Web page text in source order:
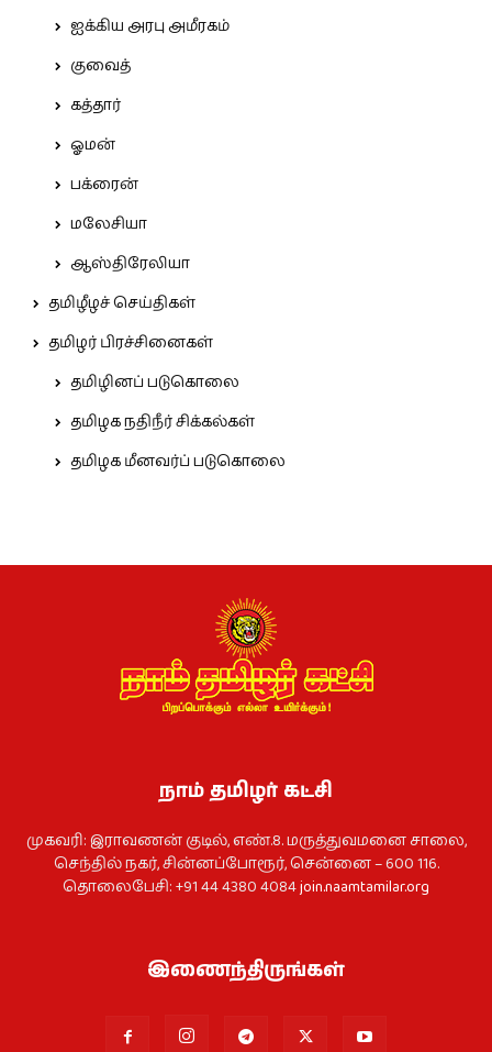
ஐக்கிய அரபு அமீரகம்
குவைத்
கத்தார்
ஓமன்
பக்ரைன்
மலேசியா
ஆஸ்திரேலியா
தமிழீழச் செய்திகள்
தமிழர் பிரச்சினைகள்
தமிழினப் படுகொலை
தமிழக நதிநீர் சிக்கல்கள்
தமிழக மீனவர்ப் படுகொலை
நாம் தமிழர் கட்சி
முகவரி: இராவணன் குடில், எண்.8. மருத்துவமனை சாலை,
செந்தில் நகர், சின்னப்போரூர், சென்னை – 600 116.
தொலைபேசி: +91 44 4380 4084join.naamtamilar.org
இணைந்திருங்கள்